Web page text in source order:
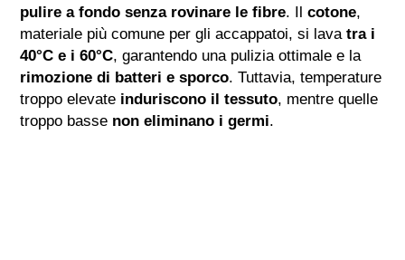
pulire a fondo senza rovinare le fibre. Ilcotone,
materiale più comune per gli accappatoi, si lavatra i
40°C e i 60°C, garantendo una pulizia ottimale e la
rimozione di batteri e sporco. Tuttavia, temperature
troppo elevate induriscono il tessuto, mentre quelle
troppo basse non eliminano i germi.